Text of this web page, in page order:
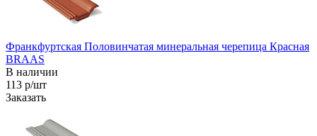
Франкфуртская Половинчатая минеральная черепица Красная
BRAAS
В наличии
113 р/шт
Заказать